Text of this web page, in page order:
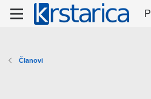
Članovi